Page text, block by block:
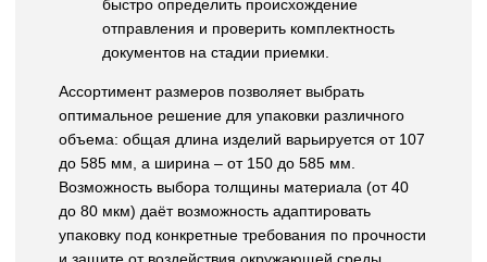
быстро определить происхождение
отправления и проверить комплектность
документов на стадии приемки.
Ассортимент размеров позволяет выбрать
оптимальное решение для упаковки различного
объема: общая длина изделий варьируется от 107
до 585 мм, а ширина – от 150 до 585 мм.
Возможность выбора толщины материала (от 40
до 80 мкм) даёт возможность адаптировать
упаковку под конкретные требования по прочности